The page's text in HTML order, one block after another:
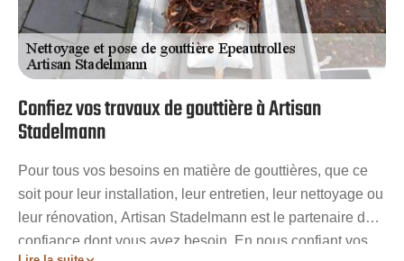
Confiez vos travaux de gouttière à Artisan
Stadelmann
Pour tous vos besoins en matière de gouttières, que ce
soit pour leur installation, leur entretien, leur nettoyage ou
leur rénovation, Artisan Stadelmann est le partenaire de
confiance dont vous avez besoin. En nous confiant vos